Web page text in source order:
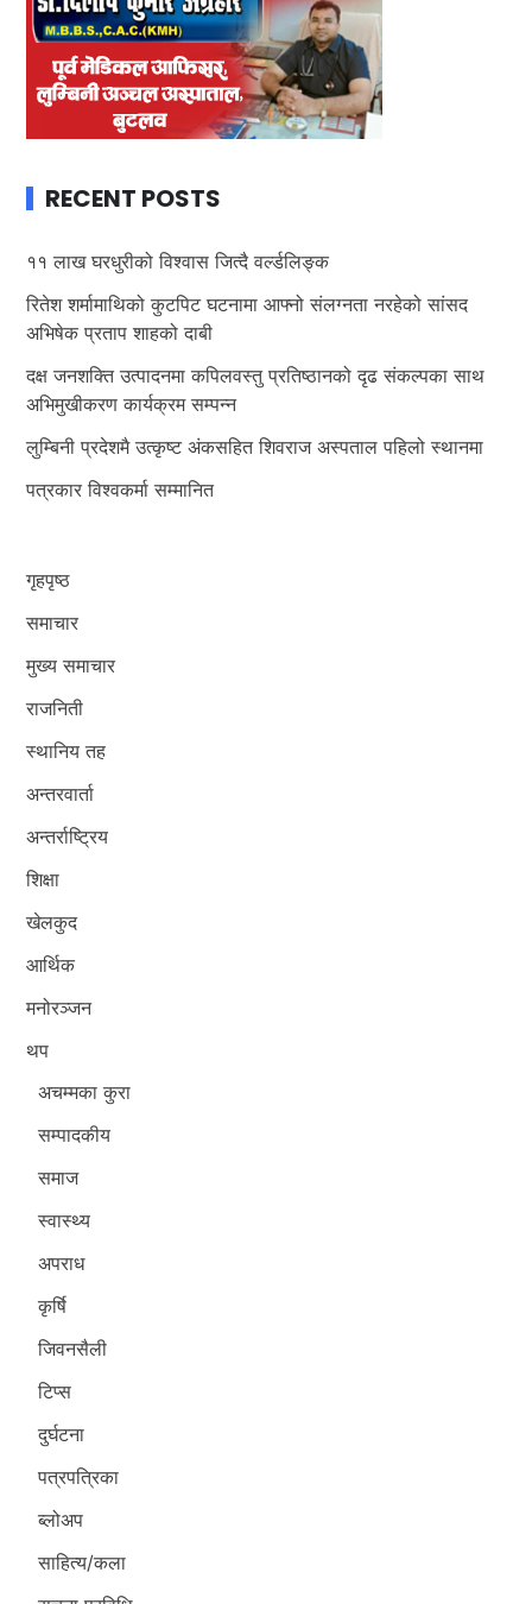
RECENT POSTS
११ लाख घरधुरीको विश्वास जित्दै वर्ल्डलिङ्क
रितेश शर्मामाथिको कुटपिट घटनामा आफ्नो संलग्नता नरहेको सांसद
अभिषेक प्रताप शाहको दाबी
दक्ष जनशक्ति उत्पादनमा कपिलवस्तु प्रतिष्ठानको दृढ संकल्पका साथ
अभिमुखीकरण कार्यक्रम सम्पन्न
लुम्बिनी प्रदेशमै उत्कृष्ट अंकसहित शिवराज अस्पताल पहिलो स्थानमा
पत्रकार विश्वकर्मा सम्मानित
गृहपृष्ठ
समाचार
मुख्य समाचार
राजनिती
स्थानिय तह
अन्तरवार्ता
अन्तर्राष्ट्रिय
शिक्षा
खेलकुद
आर्थिक
मनोरञ्जन
थप
अचम्मका कुरा
सम्पादकीय
समाज
स्वास्थ्य
अपराध
कृर्षि
जिवनसैली
टिप्स
दुर्घटना
पत्रपत्रिका
ब्लोअप
साहित्य/कला